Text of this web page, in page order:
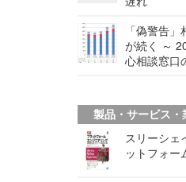
「偽警告
が続く ～
心相談窓口
製品・サービス・
スリーシェ
ットフォー